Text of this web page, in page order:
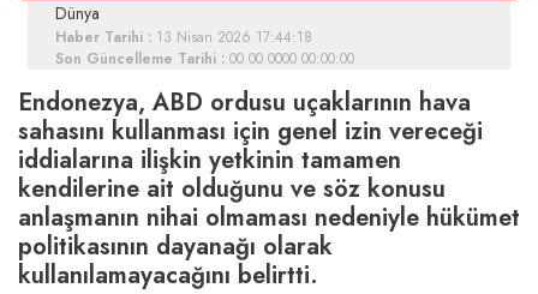
Dünya
Haber Tarihi : 13 Nisan 2026 17:44:18
Son Güncelleme Tarihi : 00 00 0000 00:00:00
Endonezya, ABD ordusu uçaklarının hava
sahasını kullanması için genel izin vereceği
iddialarına ilişkin yetkinin tamamen
kendilerine ait olduğunu ve söz konusu
anlaşmanın nihai olmaması nedeniyle hükümet
politikasının dayanağı olarak
kullanılamayacağını belirtti.